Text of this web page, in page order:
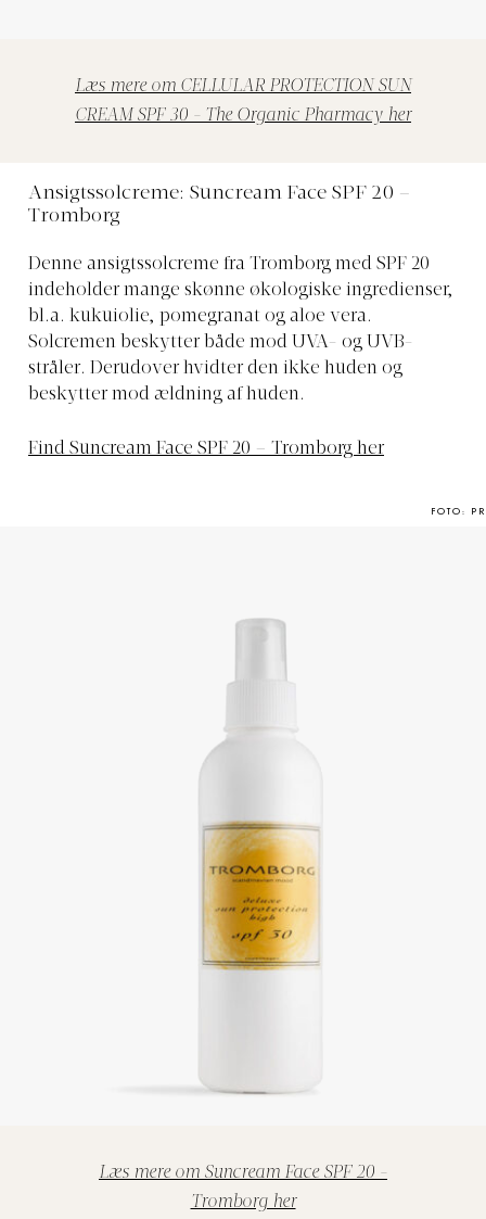
Læs mere om CELLULAR PROTECTION SUN
CREAM SPF 30 - The Organic Pharmacy her
Ansigtssolcreme: Suncream Face SPF 20 –
Tromborg
Denne ansigtssolcreme fra Tromborg med SPF 20
indeholder mange skønne økologiske ingredienser,
bl.a. kukuiolie, pomegranat og aloe vera.
Solcremen beskytter både mod UVA- og UVB-
stråler. Derudover hvidter den ikke huden og
beskytter mod ældning af huden.
Find Suncream Face SPF 20 – Tromborg her
FOTO: PR
Læs mere om Suncream Face SPF 20 -
Tromborg her